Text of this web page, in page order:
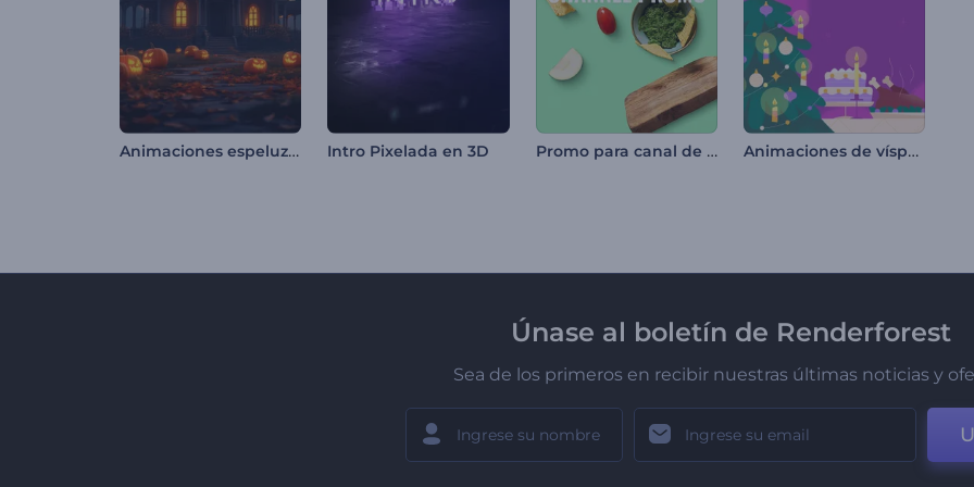
Animaciones espeluznantes de Halloween Intro Pixelada en 3D Promo para canal de cocina Animaciones de vísperas navideñas
Únase al boletín de Renderforest
Sea de los primeros en recibir nuestras últimas noticias y